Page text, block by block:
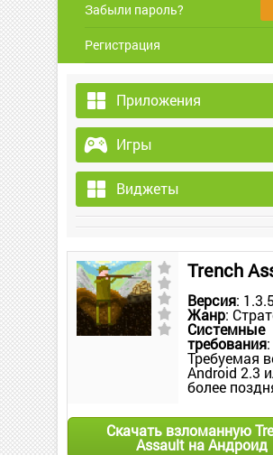
Забыли пароль?
Регистрация
Приложения
Игры
Виджеты
Trench
Версия:
Жанр:
Системные
требования:
Требуемая
Android 2.3
более
Скачать взломанную
Assault на Андроид